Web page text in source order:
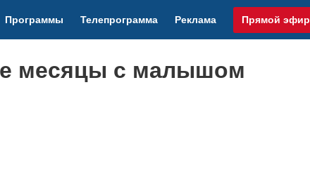
Программы Телепрограмма Реклама Прямой эфир
месяцы с малышом